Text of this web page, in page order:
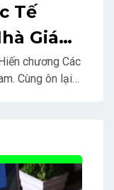
Tế
Giáo
Việt
chương Các
Cùng ôn lại